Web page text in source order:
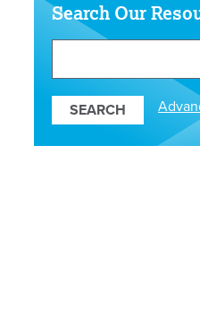
Search Our